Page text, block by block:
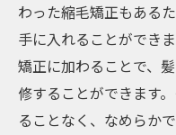
わった縮毛矯正もある
手に入れることができ
矯正に加わることで、
修することができます
ることなく、なめらか